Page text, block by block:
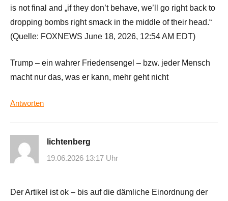
is not final and „if they don’t behave, we’ll go right back to
dropping bombs right smack in the middle of their head.“
(Quelle: FOXNEWS June 18, 2026, 12:54 AM EDT)
Trump – ein wahrer Friedensengel – bzw. jeder Mensch
macht nur das, was er kann, mehr geht nicht
Antworten
lichtenberg
19.06.2026 13:17 Uhr
Der Artikel ist ok – bis auf die dämliche Einordnung der